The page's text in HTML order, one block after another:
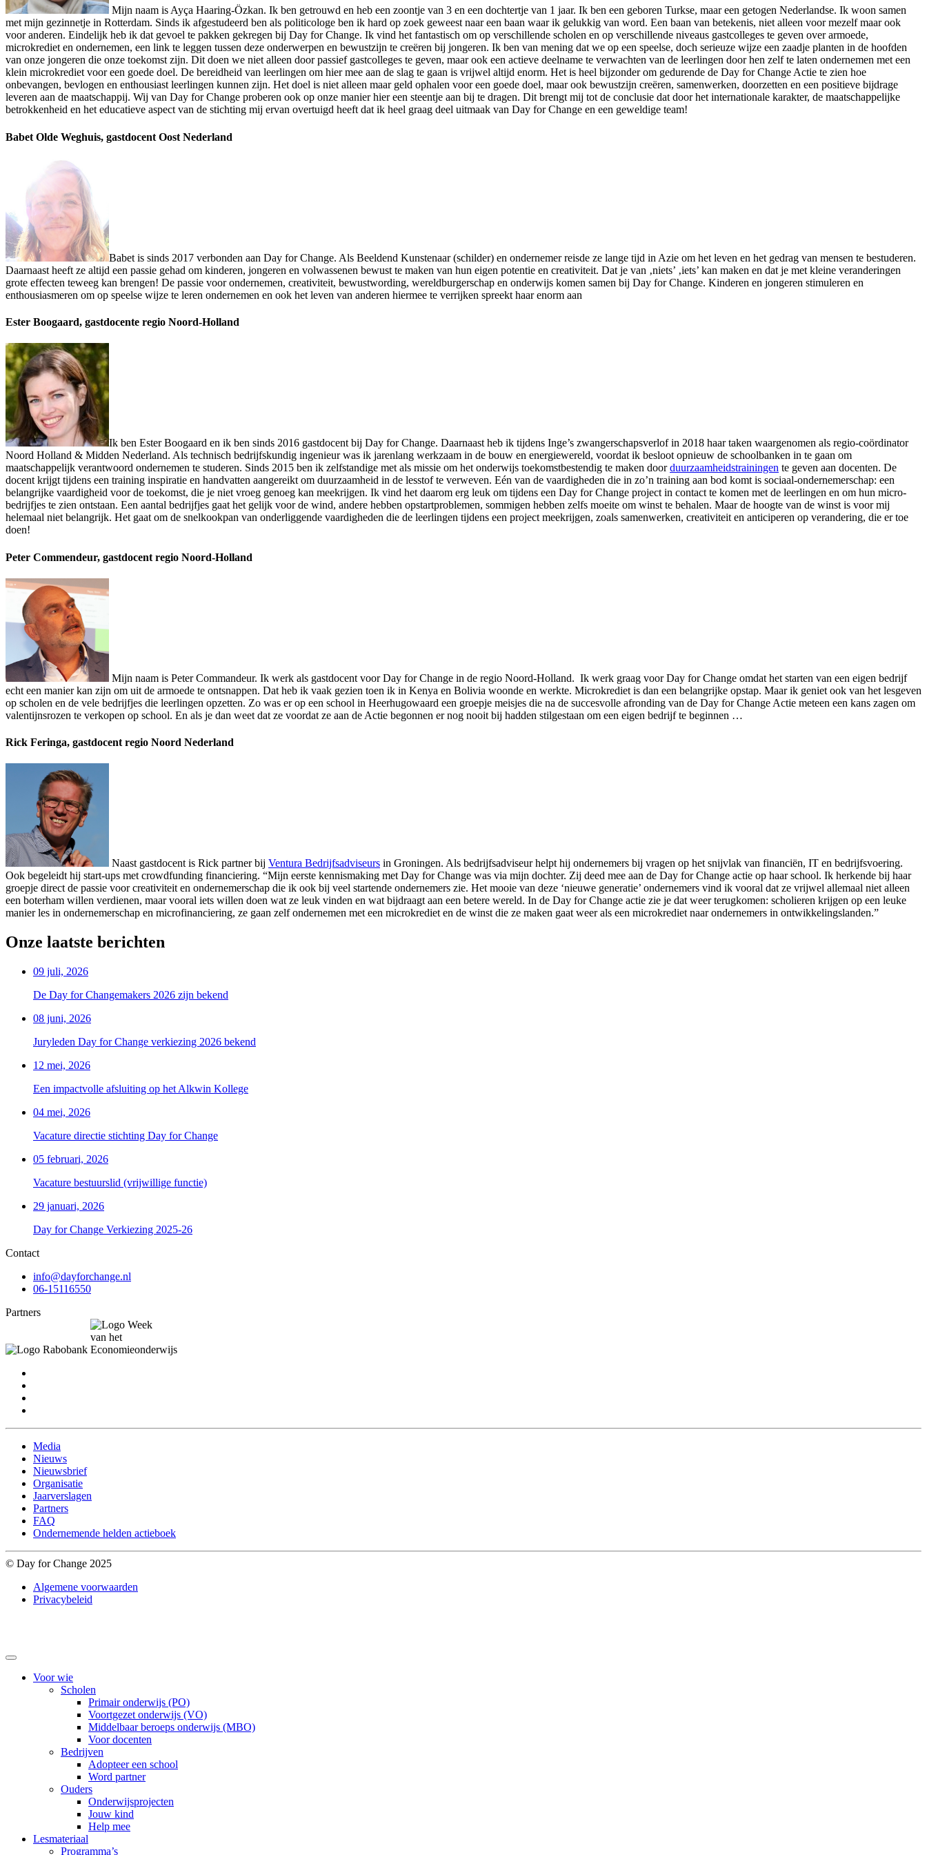
Mijn naam is Ayça Haaring-Özkan. Ik ben getrouwd en heb een zoontje van 3 en een dochtertje van 1 jaar. Ik ben een geboren Turkse, maar een getogen Nederlandse. Ik woon samen
met mijn gezinnetje in Rotterdam. Sinds ik afgestudeerd ben als politicologe ben ik hard op zoek geweest naar een baan waar ik gelukkig van word. Een baan van betekenis, niet alleen voor mezelf maar ook
voor anderen. Eindelijk heb ik dat gevoel te pakken gekregen bij Day for Change. Ik vind het fantastisch om op verschillende scholen en op verschillende niveaus gastcolleges te geven over armoede,
microkrediet en ondernemen, een link te leggen tussen deze onderwerpen en bewustzijn te creëren bij jongeren. Ik ben van mening dat we op een speelse, doch serieuze wijze een zaadje planten in de hoofden
van onze jongeren die onze toekomst zijn. Dit doen we niet alleen door passief gastcolleges te geven, maar ook een actieve deelname te verwachten van de leerlingen door hen zelf te laten ondernemen met een
klein microkrediet voor een goede doel. De bereidheid van leerlingen om hier mee aan de slag te gaan is vrijwel altijd enorm. Het is heel bijzonder om gedurende de Day for Change Actie te zien hoe
onbevangen, bevlogen en enthousiast leerlingen kunnen zijn. Het doel is niet alleen maar geld ophalen voor een goede doel, maar ook bewustzijn creëren, samenwerken, doorzetten en een positieve bijdrage
leveren aan de maatschappij. Wij van Day for Change proberen ook op onze manier hier een steentje aan bij te dragen. Dit brengt mij tot de conclusie dat door het internationale karakter, de maatschappelijke
betrokkenheid en het educatieve aspect van de stichting mij ervan overtuigd heeft dat ik heel graag deel uitmaak van Day for Change en een geweldige team!
Babet Olde Weghuis, gastdocent Oost Nederland
Babet is sinds 2017 verbonden aan Day for Change. Als Beeldend Kunstenaar (schilder) en ondernemer reisde ze lange tijd in Azie om het leven en het gedrag van mensen te bestuderen.
Daarnaast heeft ze altijd een passie gehad om kinderen, jongeren en volwassenen bewust te maken van hun eigen potentie en creativiteit. Dat je van ‚niets’ ‚iets’ kan maken en dat je met kleine veranderingen
grote effecten teweeg kan brengen! De passie voor ondernemen, creativiteit, bewustwording, wereldburgerschap en onderwijs komen samen bij Day for Change. Kinderen en jongeren stimuleren en
enthousiasmeren om op speelse wijze te leren ondernemen en ook het leven van anderen hiermee te verrijken spreekt haar enorm aan
Ester Boogaard, gastdocente regio Noord-Holland
Ik ben Ester Boogaard en ik ben sinds 2016 gastdocent bij Day for Change. Daarnaast heb ik tijdens Inge’s zwangerschapsverlof in 2018 haar taken waargenomen als regio-coördinator
Noord Holland & Midden Nederland. Als technisch bedrijfskundig ingenieur was ik jarenlang werkzaam in de bouw en energiewereld, voordat ik besloot opnieuw de schoolbanken in te gaan om
maatschappelijk verantwoord ondernemen te studeren. Sinds 2015 ben ik zelfstandige met als missie om het onderwijs toekomstbestendig te maken doorduurzaamheidstrainingen te geven aan docenten. De
docent krijgt tijdens een training inspiratie en handvatten aangereikt om duurzaamheid in de lesstof te verweven. Eén van de vaardigheden die in zo’n training aan bod komt is sociaal-ondernemerschap: een
belangrijke vaardigheid voor de toekomst, die je niet vroeg genoeg kan meekrijgen. Ik vind het daarom erg leuk om tijdens een Day for Change project in contact te komen met de leerlingen en om hun micro-
bedrijfjes te zien ontstaan. Een aantal bedrijfjes gaat het gelijk voor de wind, andere hebben opstartproblemen, sommigen hebben zelfs moeite om winst te behalen. Maar de hoogte van de winst is voor mij
helemaal niet belangrijk. Het gaat om de snelkookpan van onderliggende vaardigheden die de leerlingen tijdens een project meekrijgen, zoals samenwerken, creativiteit en anticiperen op verandering, die er toe
doen!
Peter Commendeur, gastdocent regio Noord-Holland
Mijn naam is Peter Commandeur. Ik werk als gastdocent voor Day for Change in de regio Noord-Holland. Ik werk graag voor Day for Change omdat het starten van een eigen bedrijf
echt een manier kan zijn om uit de armoede te ontsnappen. Dat heb ik vaak gezien toen ik in Kenya en Bolivia woonde en werkte. Microkrediet is dan een belangrijke opstap. Maar ik geniet ook van het lesgeven
op scholen en de vele bedrijfjes die leerlingen opzetten. Zo was er op een school in Heerhugowaard een groepje meisjes die na de succesvolle afronding van de Day for Change Actie meteen een kans zagen om
valentijnsrozen te verkopen op school. En als je dan weet dat ze voordat ze aan de Actie begonnen er nog nooit bij hadden stilgestaan om een eigen bedrijf te beginnen …
Rick Feringa, gastdocent regio Noord Nederland
Naast gastdocent is Rick partner bij Ventura Bedrijfsadviseurs in Groningen. Als bedrijfsadviseur helpt hij ondernemers bij vragen op het snijvlak van financiën, IT en bedrijfsvoering.
Ook begeleidt hij start-ups met crowdfunding financiering. “Mijn eerste kennismaking met Day for Change was via mijn dochter. Zij deed mee aan de Day for Change actie op haar school. Ik herkende bij haar
groepje direct de passie voor creativiteit en ondernemerschap die ik ook bij veel startende ondernemers zie. Het mooie van deze ‘nieuwe generatie’ ondernemers vind ik vooral dat ze vrijwel allemaal niet alleen
een boterham willen verdienen, maar vooral iets willen doen wat ze leuk vinden en wat bijdraagt aan een betere wereld. In de Day for Change actie zie je dat weer terugkomen: scholieren krijgen op een leuke
manier les in ondernemerschap en microfinanciering, ze gaan zelf ondernemen met een microkrediet en de winst die ze maken gaat weer als een microkrediet naar ondernemers in ontwikkelingslanden.”
Onze laatste berichten
09 juli, 2026
De Day for Changemakers 2026 zijn bekend
08 juni, 2026
Juryleden Day for Change verkiezing 2026 bekend
12 mei, 2026
Een impactvolle afsluiting op het Alkwin Kollege
04 mei, 2026
Vacature directie stichting Day for Change
05 februari, 2026
Vacature bestuurslid (vrijwillige functie)
29 januari, 2026
Day for Change Verkiezing 2025-26
Contact
info@dayforchange.nl
06-15116550
Partners
Media
Nieuws
Nieuwsbrief
Organisatie
Jaarverslagen
Partners
FAQ
Ondernemende helden actieboek
© Day for Change 2025
Algemene voorwaarden
Privacybeleid
Voor wie
Scholen
Primair onderwijs (PO)
Voortgezet onderwijs (VO)
Middelbaar beroeps onderwijs (MBO)
Voor docenten
Bedrijven
Adopteer een school
Word partner
Ouders
Onderwijsprojecten
Jouw kind
Help mee
Lesmateriaal
Programma’s